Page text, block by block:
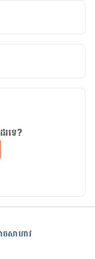
cancer-
cancer
ទេ?
ចសាហាវ